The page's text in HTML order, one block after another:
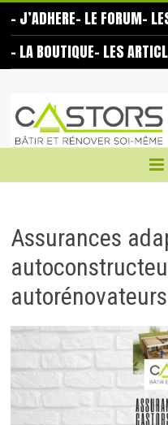
content
– J’ADHERE– LE FORUM–
– LA BOUTIQUE– LES
Castors
même
Assurances
autorénovateurs